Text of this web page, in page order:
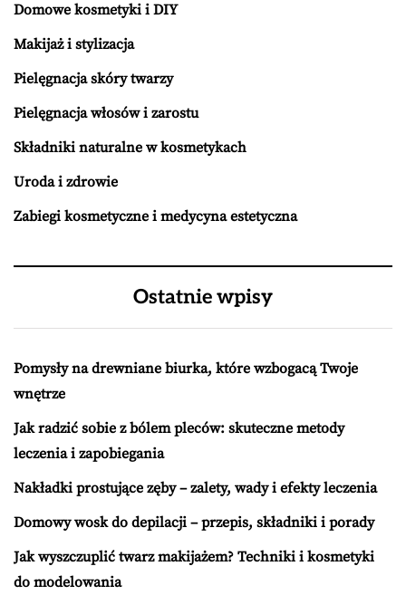
Domowe kosmetyki i DIY
Makijaż i stylizacja
Pielęgnacja skóry twarzy
Pielęgnacja włosów i zarostu
Składniki naturalne w kosmetykach
Uroda i zdrowie
Zabiegi kosmetyczne i medycyna estetyczna
Ostatnie wpisy
Pomysły na drewniane biurka, które wzbogacą Twoje
wnętrze
Jak radzić sobie z bólem pleców: skuteczne metody
leczenia i zapobiegania
Nakładki prostujące zęby – zalety, wady i efekty leczenia
Domowy wosk do depilacji – przepis, składniki i porady
Jak wyszczuplić twarz makijażem? Techniki i kosmetyki
do modelowania